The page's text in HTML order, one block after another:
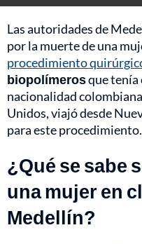
Las autoridades de
por la muerte de una
procedimiento
biopolímerosque tenía
nacionalidad
Unidos, viajó desde
para este procedimiento.
¿Qué se sabe
una mujer en
Medellín?